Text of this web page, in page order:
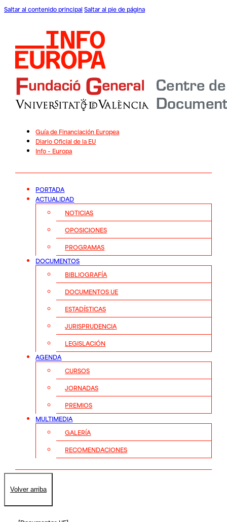
Saltar al contenido principal Saltar al pie de página
Guía de Financiación Europea
Diario Oficial de la EU
Info – Europa
PORTADA
ACTUALIDAD
NOTICIAS
OPOSICIONES
PROGRAMAS
DOCUMENTOS
BIBLIOGRAFÍA
DOCUMENTOS UE
ESTADÍSTICAS
JURISPRUDENCIA
LEGISLACIÓN
AGENDA
CURSOS
JORNADAS
PREMIOS
MULTIMEDIA
GALERÍA
RECOMENDACIONES
Volver arriba